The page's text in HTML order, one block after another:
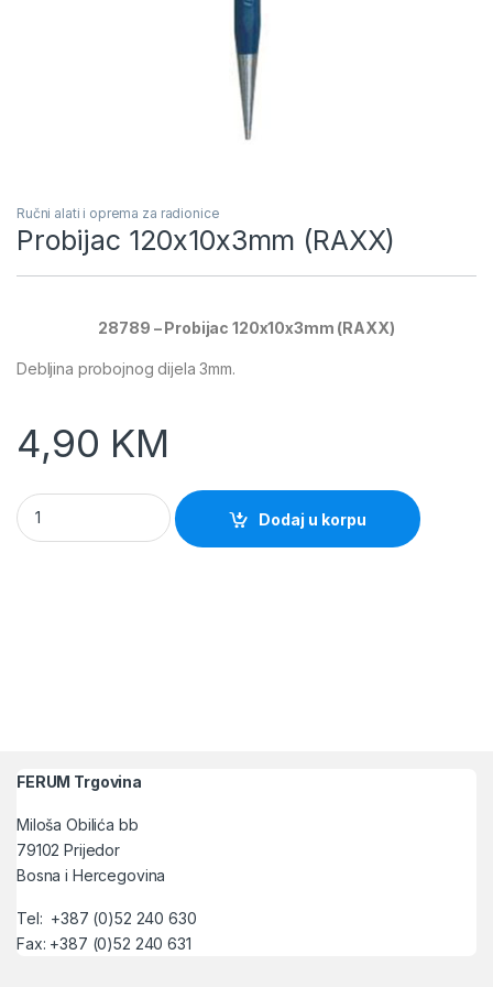
Ručni alati i oprema za radionice
Probijac 120x10x3mm (RAXX)
28789 – Probijac 120x10x3mm (RAXX)
Debljina probojnog dijela 3mm.
4,90 KM
Probijac 120x10x3mm (RAXX) quantity
Dodaj u korpu
FERUM Trgovina
Miloša Obilića bb
79102 Prijedor
Bosna i Hercegovina
Tel: +387 (0)52 240 630
Fax: +387 (0)52 240 631